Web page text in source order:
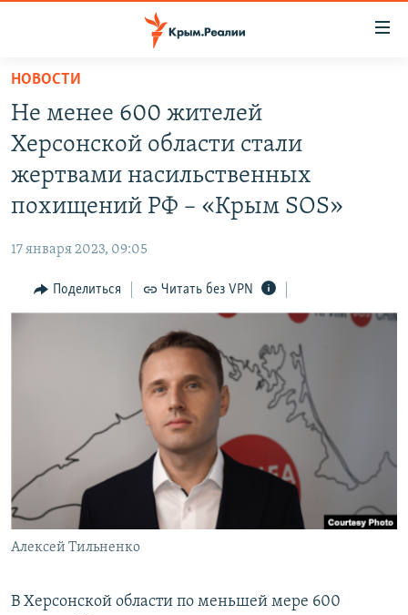
Вернуться
основному
содержанию
Вернутся
главной
Вернутся
поиску
КАРТА ВОЕННЫХ ОБЪЕКТОВ КРЫМА
ВОДА
ИНТЕРАКТИВ
ИНФОГРАФИКА
ТЕЛЕПРОЕКТ КРЫМ.РЕАЛИИ
СОВЕТЫ ПРАВОЗАЩИТНИКОВ
ПРОПАВШИЕ БЕЗ ВЕСТИ
ПОБЕДИТЕЛЕЙ НЕ СУДЯТ?
КРЫМ.НЕПОКОРЕННЫЙ
УКРАИНСКАЯ ПРОБЛЕМА КРЫМА
РАДІО СВОБОДА
КАК ОБОЙТИ БЛОКИРОВКУ
ПРИСОЕДИНЯЙТЕСЬ!
Все сайты RFE/RL
НОВОСТИ
Не менее 600 жителей
Херсонской области стали
жертвами насильственных
похищений РФ – «Крым SOS»
17 января 2023, 09:05
Поделиться Читать без VPN
Алексей Тильненко
В Херсонской области по меньшей мере 600